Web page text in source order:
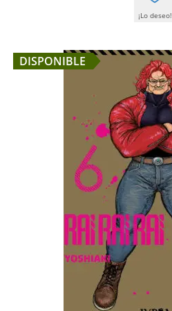
¡Lo deseo!
DISPONIBLE